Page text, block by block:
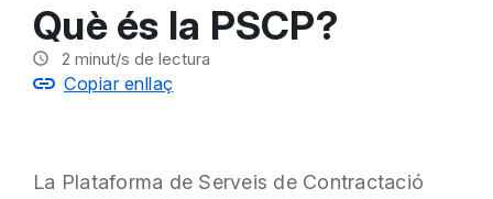
Què és la PSCP?
2 minut/s de lectura
Copiar enllaç
La Plataforma de Serveis de Contractació